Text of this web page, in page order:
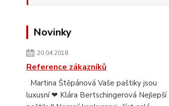
Novinky
20.04.2018
Reference zákazníků
Martina Štěpánová Vaše paštiky jsou
luxusní ❤ Klára Bertschingerová Nejlepší